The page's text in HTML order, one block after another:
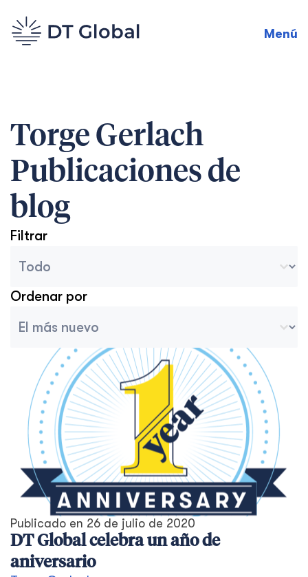
Menú
Torge Gerlach
Publicaciones de
blog
Filtrar
Ordenar por
Publicado en 26 de julio de 2020
DT Global celebra un año de
aniversario